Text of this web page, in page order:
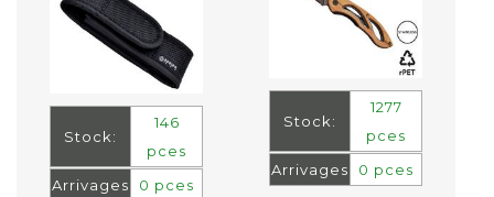
Stock:
146
pces
Arrivages
0 pces
Stock:
1277
pces
Arrivages
0 pces